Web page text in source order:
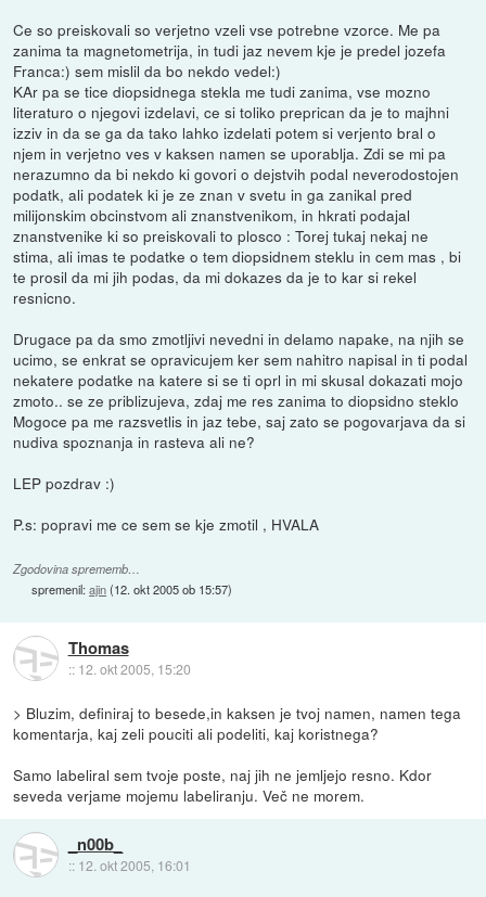
Ce so preiskovali so verjetno vzeli vse potrebne vzorce. Me pa
zanima ta magnetometrija, in tudi jaz nevem kje je predel jozefa
Franca:) sem mislil da bo nekdo vedel:)
KAr pa se tice diopsidnega stekla me tudi zanima, vse mozno
literaturo o njegovi izdelavi, ce si toliko preprican da je to majhni
izziv in da se ga da tako lahko izdelati potem si verjento bral o
njem in verjetno ves v kaksen namen se uporablja. Zdi se mi pa
nerazumno da bi nekdo ki govori o dejstvih podal neverodostojen
podatk, ali podatek ki je ze znan v svetu in ga zanikal pred
milijonskim obcinstvom ali znanstvenikom, in hkrati podajal
znanstvenike ki so preiskovali to plosco : Torej tukaj nekaj ne
stima, ali imas te podatke o tem diopsidnem steklu in cem mas , bi
te prosil da mi jih podas, da mi dokazes da je to kar si rekel
resnicno.
Drugace pa da smo zmotljivi nevedni in delamo napake, na njih se
ucimo, se enkrat se opravicujem ker sem nahitro napisal in ti podal
nekatere podatke na katere si se ti oprl in mi skusal dokazati mojo
zmoto.. se ze priblizujeva, zdaj me res zanima to diopsidno steklo
Mogoce pa me razsvetlis in jaz tebe, saj zato se pogovarjava da si
nudiva spoznanja in rasteva ali ne?
LEP pozdrav :)
P.s: popravi me ce sem se kje zmotil , HVALA
Zgodovina sprememb…
spremenil:ajin(12. okt 2005 ob 15:57)
Thomas
:: 12. okt 2005, 15:20
> Bluzim, definiraj to besede,in kaksen je tvoj namen, namen tega
komentarja, kaj zeli pouciti ali podeliti, kaj koristnega?
Samo labeliral sem tvoje poste, naj jih ne jemljejo resno. Kdor
seveda verjame mojemu labeliranju. Več ne morem.
_n00b_
:: 12. okt 2005, 16:01